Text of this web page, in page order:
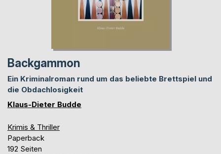
Backgammon
Ein Kriminalroman rund um das beliebte Brettspiel und
die Obdachlosigkeit
Klaus-Dieter Budde
Krimis & Thriller
Paperback
192 Seiten